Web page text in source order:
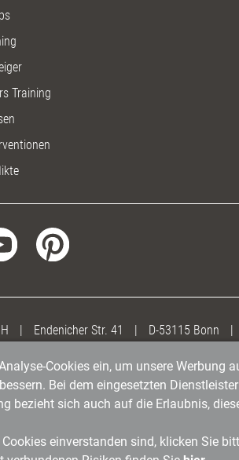
Training
| Endenicher Str. 41 | D-53115 Bonn |
Cookies ein, um unsere Werbung
Bei dem eingesetzten
bezieht sich auch auf die Erlaubnis,
einverstanden sind, klicken Sie